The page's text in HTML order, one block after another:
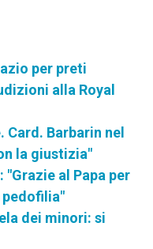
per preti
alla Royal
Barbarin nel
la giustizia"
al Papa per
pedofilia"
dei minori: si